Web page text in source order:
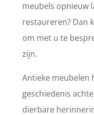
meubels opnieuw
restaureren? Dan
om met u te
zijn.
Antieke meubelen
geschiedenis
dierbare